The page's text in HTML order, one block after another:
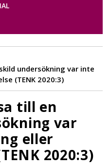
undersökning var inte
(TENK 2020:3)
till en
var
eller
2020:3)